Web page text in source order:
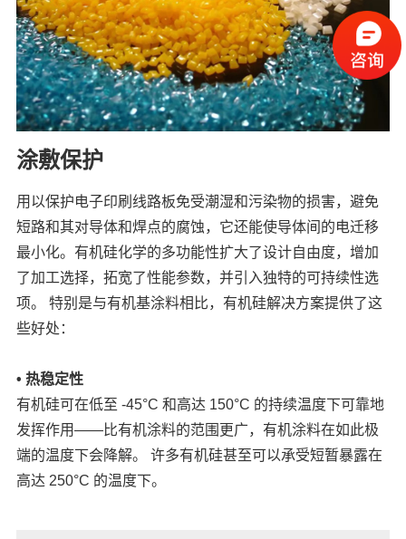
涂敷保护
用以保护电子印刷线路板免受潮湿和污染物的损害，避免
短路和其对导体和焊点的腐蚀，它还能使导体间的电迁移
最小化。有机硅化学的多功能性扩大了设计自由度，增加
了加工选择，拓宽了性能参数，并引入独特的可持续性选
项。 特别是与有机基涂料相比，有机硅解决方案提供了这
些好处：
• 热稳定性
有机硅可在低至 -45°C 和高达 150°C 的持续温度下可靠地
发挥作用——比有机涂料的范围更广，有机涂料在如此极
端的温度下会降解。 许多有机硅甚至可以承受短暂暴露在
高达 250°C 的温度下。